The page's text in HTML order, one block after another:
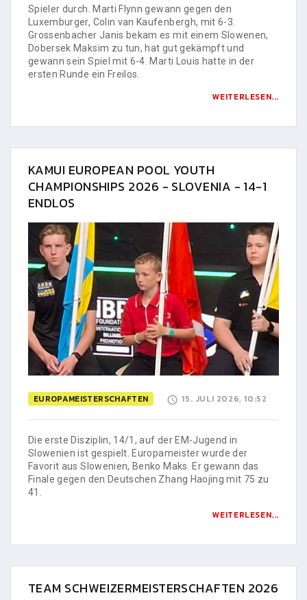
Spieler durch. Marti Flynn gewann gegen den
Luxemburger, Colin van Kaufenbergh, mit 6-3.
Grossenbacher Janis bekam es mit einem Slowenen,
Dobersek Maksim zu tun, hat gut gekämpft und
gewann sein Spiel mit 6-4. Marti Louis hatte in der
ersten Runde ein Freilos.
WEITERLESEN...
KAMUI EUROPEAN POOL YOUTH
CHAMPIONSHIPS 2026 - SLOVENIA - 14-1
ENDLOS
EUROPAMEISTERSCHAFTEN 15. JULI 2026, 10:52
Die erste Disziplin, 14/1, auf der EM-Jugend in
Slowenien ist gespielt. Europameister wurde der
Favorit aus Slowenien, Benko Maks. Er gewann das
Finale gegen den Deutschen Zhang Haojing mit 75 zu
41.
WEITERLESEN...
TEAM SCHWEIZERMEISTERSCHAFTEN 2026